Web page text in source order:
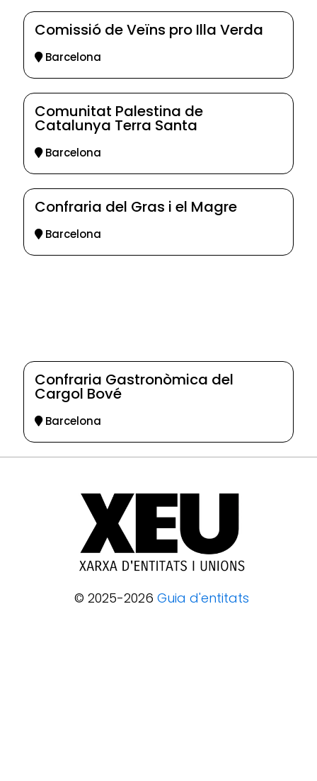
Comissió de Veïns pro Illa Verda
Barcelona
Comunitat Palestina de
Catalunya Terra Santa
Barcelona
Confraria del Gras i el Magre
Barcelona
Confraria Gastronòmica del
Cargol Bové
Barcelona
© 2025-2026 Guia d'entitats